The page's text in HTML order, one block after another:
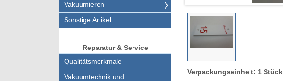
Vakuumieren
Sonstige Artikel
Reparatur & Service
Qualitätsmerkmale
Vakuumtechnik und
Verpackungseinheit: 1 Stück